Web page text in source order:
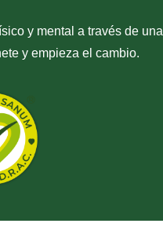
y mental a través de una
y empieza el cambio.